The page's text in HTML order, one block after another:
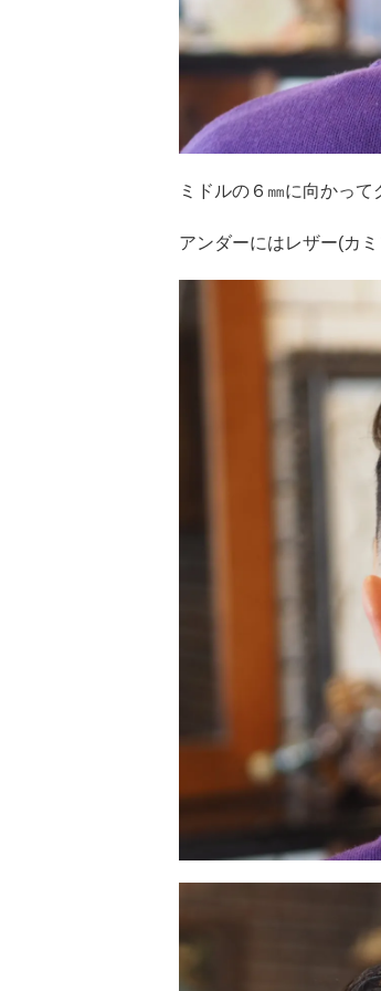
ミドルの６㎜に向かって
アンダーにはレザー(カ